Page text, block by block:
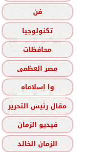
فن
تكنولوجيا
محافظات
مصر العظمى
وا إسلاماه
مقال رئيس التحرير
فيديو الزمان
الزمان الخالد